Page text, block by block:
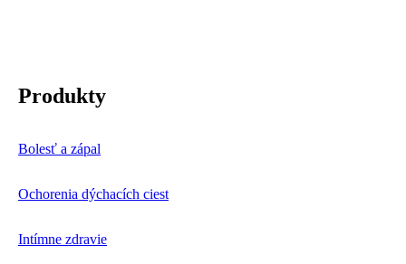
Produkty
Bolesť a zápal
Ochorenia dýchacích ciest
Intímne zdravie